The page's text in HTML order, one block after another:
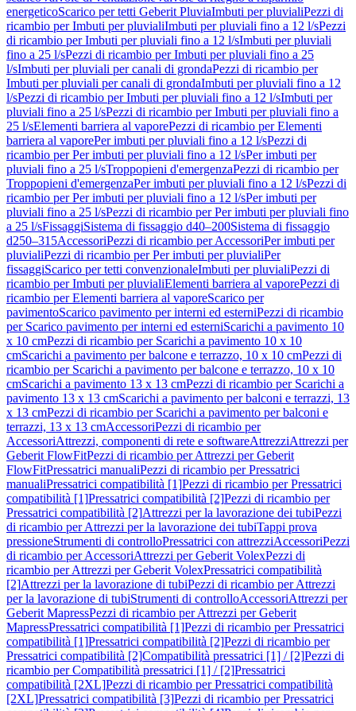
energeticoScarico per tetti Geberit PluviaImbuti per pluvialiPezzi di
ricambio per Imbuti per pluvialiImbuti per pluviali fino a 12 l/sPezzi
di ricambio per Imbuti per pluviali fino a 12 l/sImbuti per pluviali
fino a 25 l/sPezzi di ricambio per Imbuti per pluviali fino a 25
l/sImbuti per pluviali per canali di grondaPezzi di ricambio per
Imbuti per pluviali per canali di grondaImbuti per pluviali fino a 12
l/sPezzi di ricambio per Imbuti per pluviali fino a 12 l/sImbuti per
pluviali fino a 25 l/sPezzi di ricambio per Imbuti per pluviali fino a
25 l/sElementi barriera al vaporePezzi di ricambio per Elementi
barriera al vaporePer imbuti per pluviali fino a 12 l/sPezzi di
ricambio per Per imbuti per pluviali fino a 12 l/sPer imbuti per
pluviali fino a 25 l/sTroppopieni d'emergenzaPezzi di ricambio per
Troppopieni d'emergenzaPer imbuti per pluviali fino a 12 l/sPezzi di
ricambio per Per imbuti per pluviali fino a 12 l/sPer imbuti per
pluviali fino a 25 l/sPezzi di ricambio per Per imbuti per pluviali fino
a 25 l/sFissaggiSistema di fissaggio d40–200Sistema di fissaggio
d250–315AccessoriPezzi di ricambio per AccessoriPer imbuti per
pluvialiPezzi di ricambio per Per imbuti per pluvialiPer
fissaggiScarico per tetti convenzionaleImbuti per pluvialiPezzi di
ricambio per Imbuti per pluvialiElementi barriera al vaporePezzi di
ricambio per Elementi barriera al vaporeScarico per
pavimentoScarico pavimento per interni ed esterniPezzi di ricambio
per Scarico pavimento per interni ed esterniScarichi a pavimento 10
x 10 cmPezzi di ricambio per Scarichi a pavimento 10 x 10
cmScarichi a pavimento per balcone e terrazzo, 10 x 10 cmPezzi di
ricambio per Scarichi a pavimento per balcone e terrazzo, 10 x 10
cmScarichi a pavimento 13 x 13 cmPezzi di ricambio per Scarichi a
pavimento 13 x 13 cmScarichi a pavimento per balconi e terrazzi, 13
x 13 cmPezzi di ricambio per Scarichi a pavimento per balconi e
terrazzi, 13 x 13 cmAccessoriPezzi di ricambio per
AccessoriAttrezzi, componenti di rete e softwareAttrezziAttrezzi per
Geberit FlowFitPezzi di ricambio per Attrezzi per Geberit
FlowFitPressatrici manualiPezzi di ricambio per Pressatrici
manualiPressatrici compatibilità [1]Pezzi di ricambio per Pressatrici
compatibilità [1]Pressatrici compatibilità [2]Pezzi di ricambio per
Pressatrici compatibilità [2]Attrezzi per la lavorazione dei tubiPezzi
di ricambio per Attrezzi per la lavorazione dei tubiTappi prova
pressioneStrumenti di controlloPressatrici con attrezziAccessoriPezzi
di ricambio per AccessoriAttrezzi per Geberit VolexPezzi di
ricambio per Attrezzi per Geberit VolexPressatrici compatibilità
[2]Attrezzi per la lavorazione di tubiPezzi di ricambio per Attrezzi
per la lavorazione di tubiStrumenti di controlloAccessoriAttrezzi per
Geberit MapressPezzi di ricambio per Attrezzi per Geberit
MapressPressatrici compatibilità [1]Pezzi di ricambio per Pressatrici
compatibilità [1]Pressatrici compatibilità [2]Pezzi di ricambio per
Pressatrici compatibilità [2]Compatibilità pressatrici [1] / [2]Pezzi di
ricambio per Compatibilità pressatrici [1] / [2]Pressatrici
compatibilità [2XL]Pezzi di ricambio per Pressatrici compatibilità
[2XL]Pressatrici compatibilità [3]Pezzi di ricambio per Pressatrici